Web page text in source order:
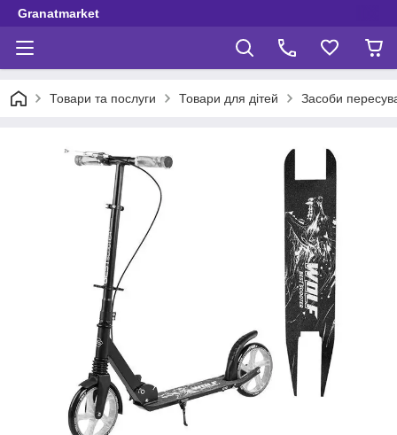
Granatmarket
Товари та послуги Товари для дітей Засоби